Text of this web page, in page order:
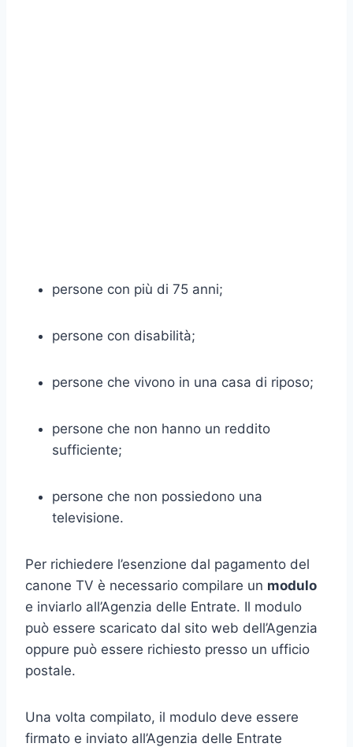
persone con più di 75 anni;
persone con disabilità;
persone che vivono in una casa di riposo;
persone che non hanno un reddito
sufficiente;
persone che non possiedono una
televisione.
Per richiedere l’esenzione dal pagamento del
canone TV è necessario compilare un modulo
e inviarlo all’Agenzia delle Entrate. Il modulo
può essere scaricato dal sito web dell’Agenzia
oppure può essere richiesto presso un ufficio
postale.
Una volta compilato, il modulo deve essere
firmato e inviato all’Agenzia delle Entrate